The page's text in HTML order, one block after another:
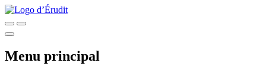
Menu principal